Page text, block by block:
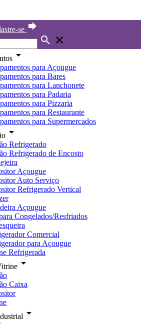
se forward
search close
arrow_drop_down
para Açougue
para Bares
para Lanchonete
para Padaria
para Pizzaria
para Restaurante
para Supermercados
arrow_drop_down
Refrigerado
Refrigerado de Encosto
Açougue
Auto Serviço
Refrigerado Vertical
Açougue
Congelados/Resfriados
Comercial
para Açougue
Refrigerada
arrow_drop_down
Caixa
arrow_drop_down